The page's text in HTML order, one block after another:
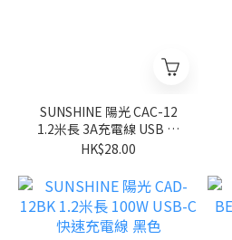
SUNSHINE 陽光 CAC-12
1.2米長 3A充電線 USB 連
接線 USB-A 轉 USB-C
HK$28.00